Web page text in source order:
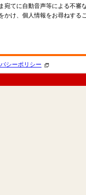
宛てに自動音声等による不審
かけ、個人情報をお尋ねする
シーポリシー